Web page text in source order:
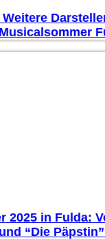
2025 in Fulda:
“Die